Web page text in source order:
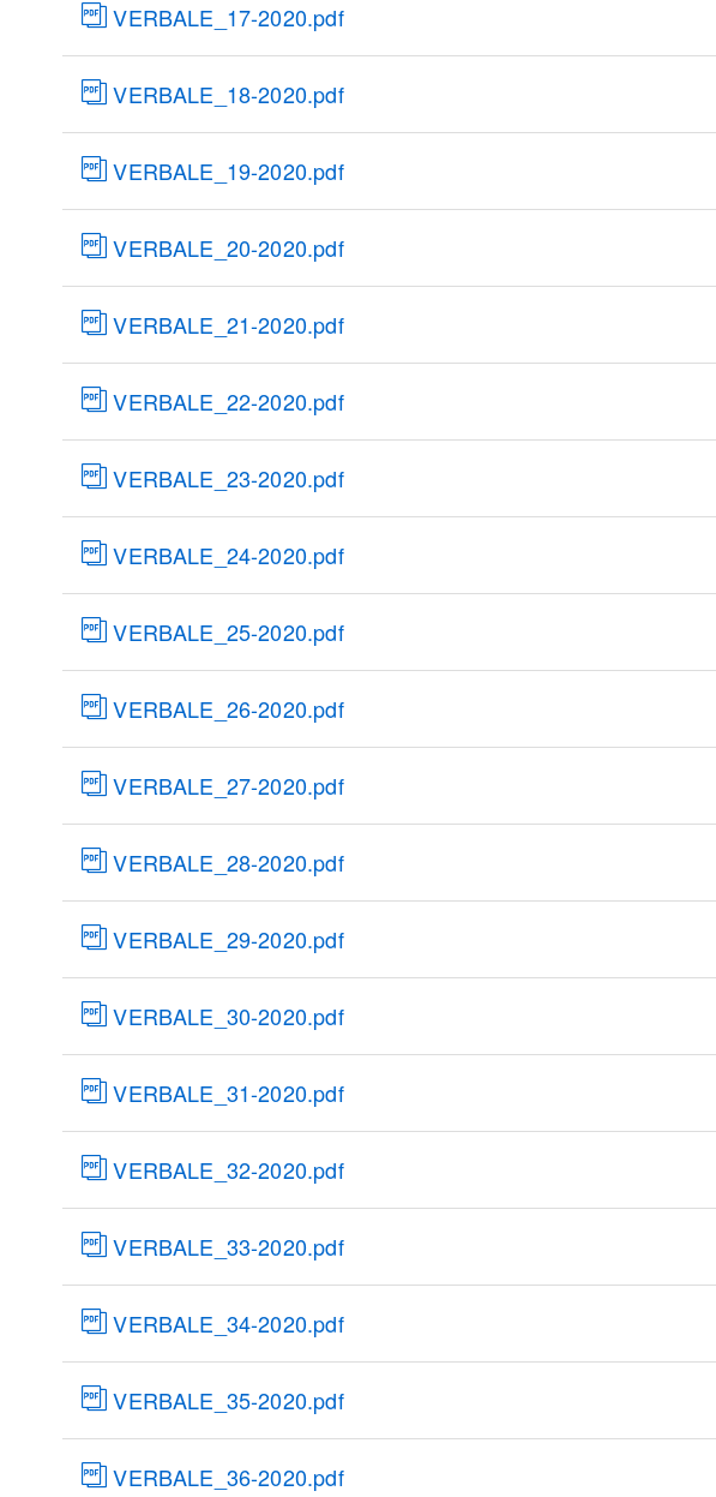
VERBALE_17-2020.pdf
VERBALE_18-2020.pdf
VERBALE_19-2020.pdf
VERBALE_20-2020.pdf
VERBALE_21-2020.pdf
VERBALE_22-2020.pdf
VERBALE_23-2020.pdf
VERBALE_24-2020.pdf
VERBALE_25-2020.pdf
VERBALE_26-2020.pdf
VERBALE_27-2020.pdf
VERBALE_28-2020.pdf
VERBALE_29-2020.pdf
VERBALE_30-2020.pdf
VERBALE_31-2020.pdf
VERBALE_32-2020.pdf
VERBALE_33-2020.pdf
VERBALE_34-2020.pdf
VERBALE_35-2020.pdf
VERBALE_36-2020.pdf